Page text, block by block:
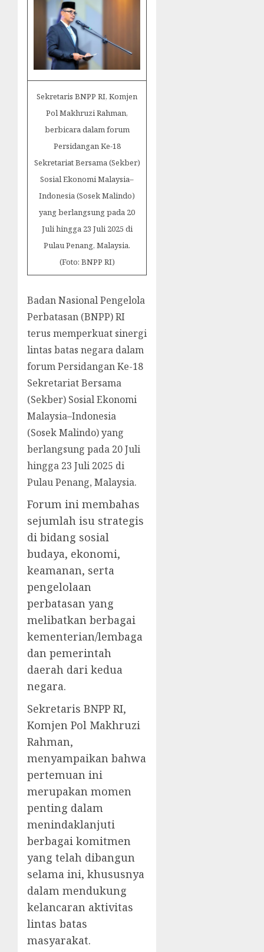
Sekretaris BNPP RI, Komjen
Pol Makhruzi Rahman,
berbicara dalam forum
Persidangan Ke-18
Sekretariat Bersama (Sekber)
Sosial Ekonomi Malaysia–
Indonesia (Sosek Malindo)
yang berlangsung pada 20
Juli hingga 23 Juli 2025 di
Pulau Penang, Malaysia.
(Foto: BNPP RI)
Badan Nasional Pengelola
Perbatasan (BNPP) RI
terus memperkuat sinergi
lintas batas negara dalam
forum Persidangan Ke-18
Sekretariat Bersama
(Sekber) Sosial Ekonomi
Malaysia–Indonesia
(Sosek Malindo) yang
berlangsung pada 20 Juli
hingga 23 Juli 2025 di
Pulau Penang, Malaysia.
Forum ini membahas
sejumlah isu strategis
di bidang sosial
budaya, ekonomi,
keamanan, serta
pengelolaan
perbatasan yang
melibatkan berbagai
kementerian/lembaga
dan pemerintah
daerah dari kedua
negara.
Sekretaris BNPP RI,
Komjen Pol Makhruzi
Rahman,
menyampaikan bahwa
pertemuan ini
merupakan momen
penting dalam
menindaklanjuti
berbagai komitmen
yang telah dibangun
selama ini, khususnya
dalam mendukung
kelancaran aktivitas
lintas batas
masyarakat.